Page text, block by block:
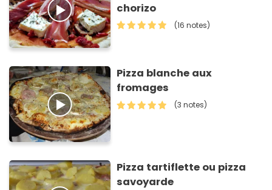
chorizo
(16 notes)
Pizza blanche aux
fromages
(3 notes)
Pizza tartiflette ou pizza
savoyarde